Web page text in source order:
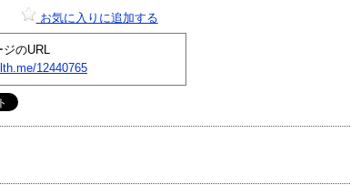
お気に入りに追加する
のURL
12440765